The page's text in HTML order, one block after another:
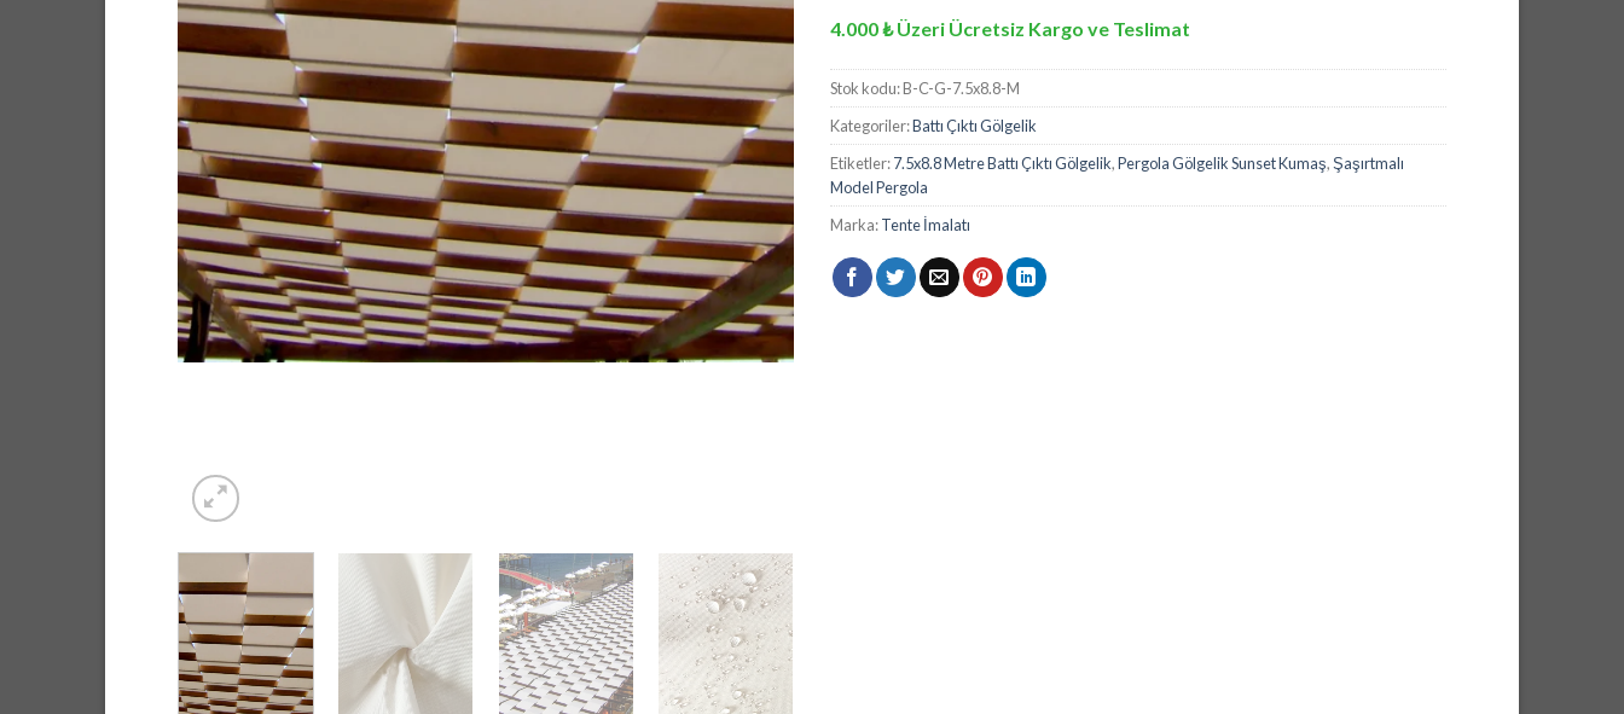
4.000 ₺ Üzeri Ücretsiz Kargo ve Teslimat
Stok kodu:B-C-G-7.5x8.8-M
Kategoriler:Battı Çıktı Gölgelik
Etiketler:7.5x8.8 Metre Battı Çıktı Gölgelik,Pergola Gölgelik Sunset Kumaş,Şaşırtmalı
Model Pergola
Marka:Tente İmalatı